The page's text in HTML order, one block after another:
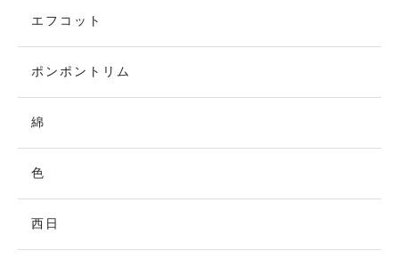
エフコット
ポンポントリム
綿
色
西日